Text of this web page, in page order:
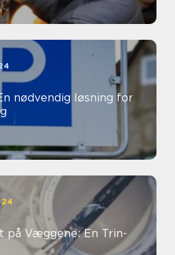
nødvendig løsning for
Væggene: En Trin-